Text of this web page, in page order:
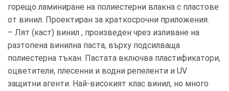
горещо ламиниране на полиестерни влакна с пластове
от винил. Проектиран за краткосрочни приложения.
– Лят (каст) винил , произведен чрез изливане на
разтопена винилна паста, върху подсилваща
полиестерна тъкан. Пастата включва пластификатори,
оцветители, плесенни и водни репеленти и UV
защитни агенти. Най-високият клас винил, но много